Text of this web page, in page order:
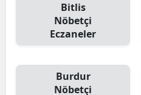
Bitlis
Nöbetçi
Eczaneler
Burdur
Nöbetçi